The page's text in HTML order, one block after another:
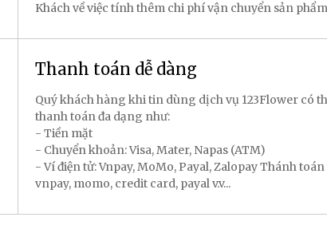
Khách về việc tính thêm chi phí vận chuyển sản
Thanh toán dễ dàng
Quý khách hàng khi tin dùng dịch vụ 123Flower có
thanh toán đa dạng như:
- Tiền mặt
- Chuyển khoản: Visa, Mater, Napas (ATM)
- Ví điện tử: Vnpay, MoMo, Payal, Zalopay Thánh
vnpay, momo, credit card, payal v.v...